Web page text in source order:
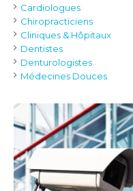
Cardiologues
Chiropracticiens
Cliniques & Hôpitaux
Dentistes
Denturologistes
Médecines Douces